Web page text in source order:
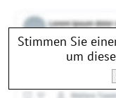
Stimmen Sie
um